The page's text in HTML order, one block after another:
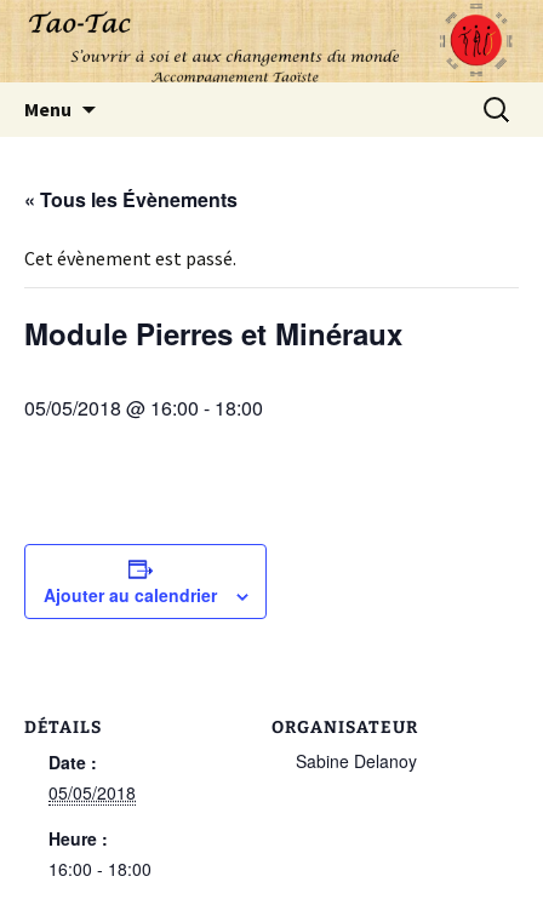
Menu
« Tous les Évènements
Cet évènement est passé.
Module Pierres et Minéraux
05/05/2018 @ 16:00 - 18:00
Ajouter au calendrier
DÉTAILS
Date :
05/05/2018
Heure :
16:00 - 18:00
ORGANISATEUR
Sabine Delanoy